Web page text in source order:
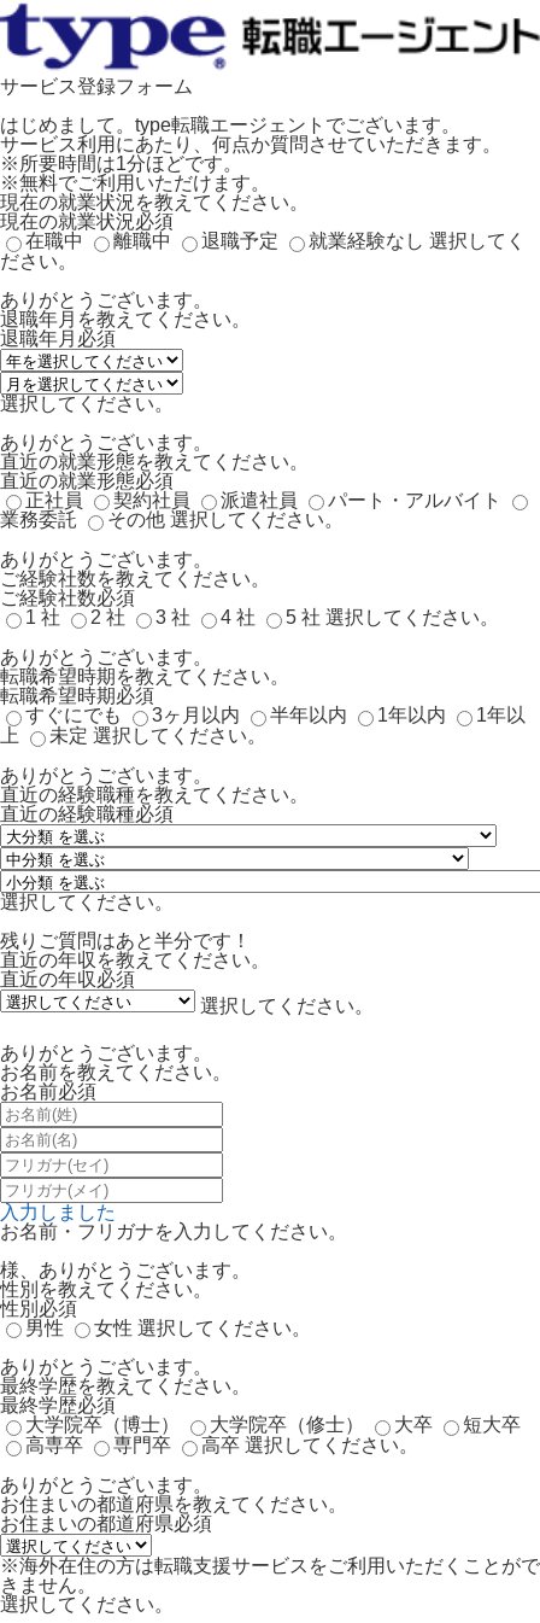
サービス登録フォーム
はじめまして。type転職エージェントでございます。
サービス利用にあたり、何点か質問させていただきます。
※所要時間は1分ほどです。
※無料でご利用いただけます。
現在の就業状況を教えてください。
現在の就業状況必須
在職中
離職中 退職予定 就業経験なし 選択してく
ださい。
ありがとうございます。
退職年月を教えてください。
退職年月 必須
選択してください。
ありがとうございます。
直近の就業形態を教えてください。
直近の就業形態必須
正社員
契約社員 派遣社員
パート・アルバイト
業務委託
その他 選択してください。
ありがとうございます。
ご経験社数を教えてください。
ご経験社数必須
1 社
2 社 3 社 4 社 5 社 選択してください。
ありがとうございます。
転職希望時期を教えてください。
転職希望時期必須
すぐにでも
3ヶ月以内 半年以内 1年以内
1年以
上
未定 選択してください。
ありがとうございます。
直近の経験職種を教えてください。
直近の経験職種必須
選択してください。
残りご質問はあと半分です！
直近の年収を教えてください。
直近の年収必須
選択してください。
ありがとうございます。
お名前を教えてください。
お名前必須
入力しました
お名前・フリガナを入力してください。
様、ありがとうございます。
性別を教えてください。
性別 必須
男性
女性 選択してください。
ありがとうございます。
最終学歴を教えてください。
最終学歴必須
大学院卒（博士）
大学院卒（修士） 大卒
短大卒
高専卒
専門卒 高卒 選択してください。
ありがとうございます。
お住まいの都道府県を教えてください。
お住まいの都道府県必須
※海外在住の方は転職支援サービスをご利用いただくことがで
きません。
選択してください。